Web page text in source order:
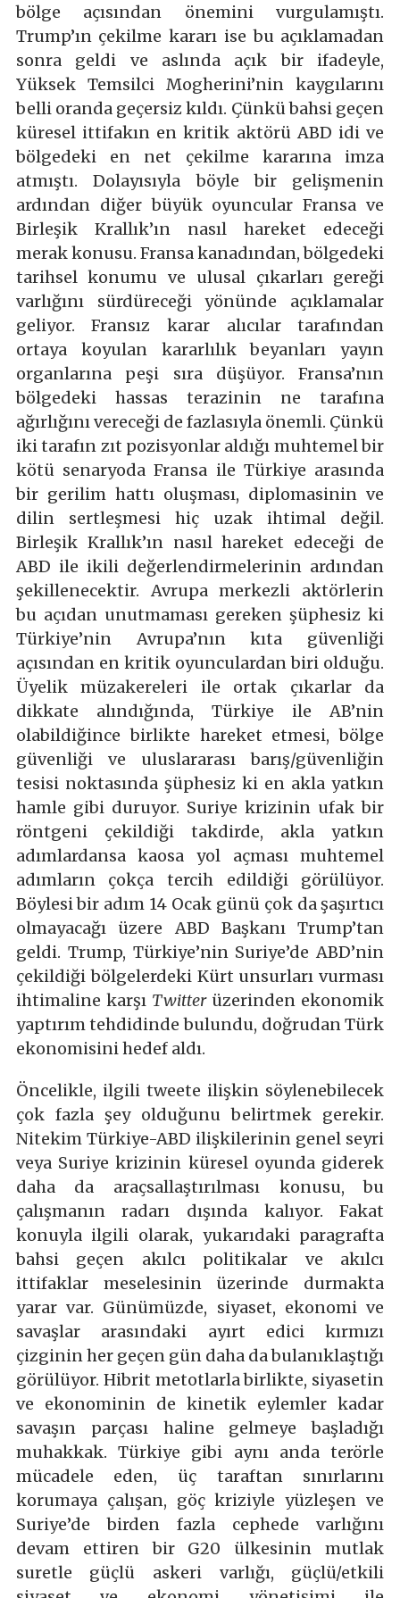
bölge açısından önemini vurgulamıştı.
Trump’ın çekilme kararı ise bu açıklamadan
sonra geldi ve aslında açık bir ifadeyle,
Yüksek Temsilci Mogherini’nin kaygılarını
belli oranda geçersiz kıldı. Çünkü bahsi geçen
küresel ittifakın en kritik aktörü ABD idi ve
bölgedeki en net çekilme kararına imza
atmıştı. Dolayısıyla böyle bir gelişmenin
ardından diğer büyük oyuncular Fransa ve
Birleşik Krallık’ın nasıl hareket edeceği
merak konusu. Fransa kanadından, bölgedeki
tarihsel konumu ve ulusal çıkarları gereği
varlığını sürdüreceği yönünde açıklamalar
geliyor. Fransız karar alıcılar tarafından
ortaya koyulan kararlılık beyanları yayın
organlarına peşi sıra düşüyor. Fransa’nın
bölgedeki hassas terazinin ne tarafına
ağırlığını vereceği de fazlasıyla önemli. Çünkü
iki tarafın zıt pozisyonlar aldığı muhtemel bir
kötü senaryoda Fransa ile Türkiye arasında
bir gerilim hattı oluşması, diplomasinin ve
dilin sertleşmesi hiç uzak ihtimal değil.
Birleşik Krallık’ın nasıl hareket edeceği de
ABD ile ikili değerlendirmelerinin ardından
şekillenecektir. Avrupa merkezli aktörlerin
bu açıdan unutmaması gereken şüphesiz ki
Türkiye’nin Avrupa’nın kıta güvenliği
açısından en kritik oyunculardan biri olduğu.
Üyelik müzakereleri ile ortak çıkarlar da
dikkate alındığında, Türkiye ile AB’nin
olabildiğince birlikte hareket etmesi, bölge
güvenliği ve uluslararası barış/güvenliğin
tesisi noktasında şüphesiz ki en akla yatkın
hamle gibi duruyor. Suriye krizinin ufak bir
röntgeni çekildiği takdirde, akla yatkın
adımlardansa kaosa yol açması muhtemel
adımların çokça tercih edildiği görülüyor.
Böylesi bir adım 14 Ocak günü çok da şaşırtıcı
olmayacağı üzere ABD Başkanı Trump’tan
geldi. Trump, Türkiye’nin Suriye’de ABD’nin
çekildiği bölgelerdeki Kürt unsurları vurması
ihtimaline karşı Twitterüzerinden ekonomik
yaptırım tehdidinde bulundu, doğrudan Türk
ekonomisini hedef aldı.
Öncelikle, ilgili tweete ilişkin söylenebilecek
çok fazla şey olduğunu belirtmek gerekir.
Nitekim Türkiye-ABD ilişkilerinin genel seyri
veya Suriye krizinin küresel oyunda giderek
daha da araçsallaştırılması konusu, bu
çalışmanın radarı dışında kalıyor. Fakat
konuyla ilgili olarak, yukarıdaki paragrafta
bahsi geçen akılcı politikalar ve akılcı
ittifaklar meselesinin üzerinde durmakta
yarar var. Günümüzde, siyaset, ekonomi ve
savaşlar arasındaki ayırt edici kırmızı
çizginin her geçen gün daha da bulanıklaştığı
görülüyor. Hibrit metotlarla birlikte, siyasetin
ve ekonominin de kinetik eylemler kadar
savaşın parçası haline gelmeye başladığı
muhakkak. Türkiye gibi aynı anda terörle
mücadele eden, üç taraftan sınırlarını
korumaya çalışan, göç kriziyle yüzleşen ve
Suriye’de birden fazla cephede varlığını
devam ettiren bir G20 ülkesinin mutlak
suretle güçlü askeri varlığı, güçlü/etkili